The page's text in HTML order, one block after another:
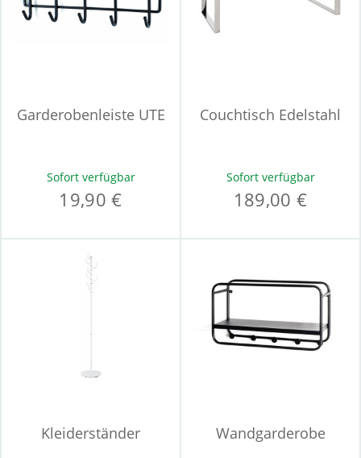
Garderobenleiste UTE
Sofort verfügbar
19,90 €
Couchtisch Edelstahl
Sofort verfügbar
189,00 €
Kleiderständer Wandgarderobe